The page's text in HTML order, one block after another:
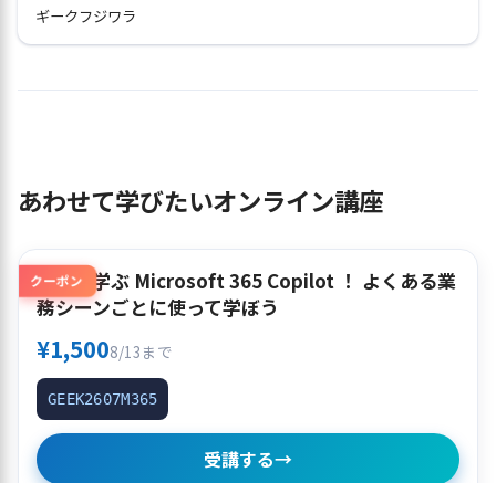
ギークフジワラ
あわせて学びたいオンライン講座
クーポン
使って学ぶ Microsoft 365 Copilot ！ よくある業
務シーンごとに使って学ぼう
¥1,5008/13まで
GEEK2607M365
受講する→